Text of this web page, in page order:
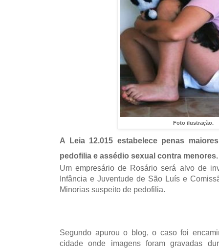
Foto ilustração.
A Leia 12.015 estabelece penas
pedofilia e assédio sexual contra menores.
Um empresário de Rosário será alvo de
Infância e Juventude de São Luís e
Minorias suspeito de pedofilia.
Segundo apurou o blog, o caso foi
cidade onde imagens foram gravadas